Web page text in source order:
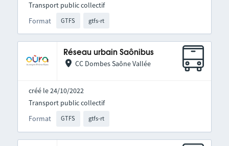
Format GTFS gtfs-rt
Transport public collectif
Réseau urbain Saônibus
CC Dombes Saône Vallée
créé le 24/10/2022
Format GTFS gtfs-rt
Transport public collectif